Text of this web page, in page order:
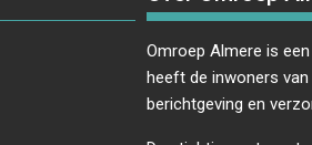
Omroep Almere is
heeft de inwoners
berichtgeving en